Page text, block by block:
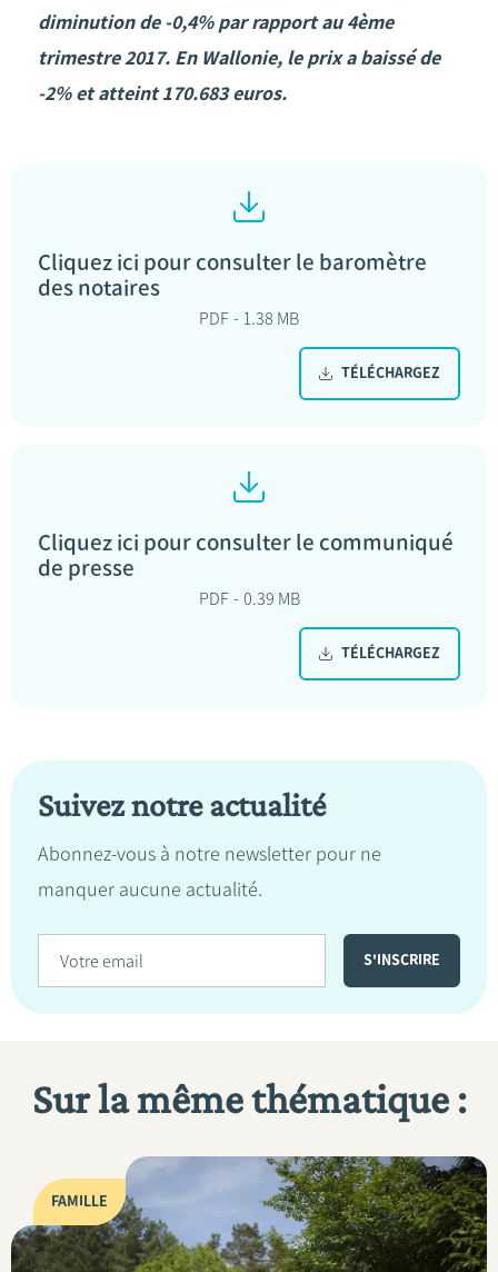
diminution de -0,4% par rapport au 4ème
trimestre 2017. En Wallonie, le prix a baissé de
-2% et atteint 170.683 euros.
Cliquez ici pour consulter le baromètre
des notaires
PDF 1.38 MB
TÉLÉCHARGEZ
Cliquez ici pour consulter le communiqué
de presse
PDF 0.39 MB
TÉLÉCHARGEZ
Suivez notre actualité
Abonnez-vous à notre newsletter pour ne
manquer aucune actualité.
Sur la même thématique :
FAMILLE